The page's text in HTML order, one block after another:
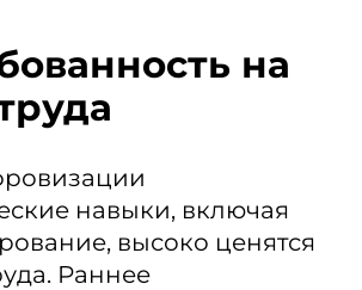
на
навыки, включая
высоко ценятся
Раннее